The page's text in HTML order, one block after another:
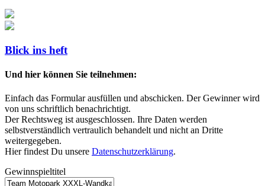
Blick ins heft
Und hier können Sie teilnehmen:
Einfach das Formular ausfüllen und abschicken. Der Gewinner wird
von uns schriftlich benachrichtigt.
Der Rechtsweg ist ausgeschlossen. Ihre Daten werden
selbstverständlich vertraulich behandelt und nicht an Dritte
weitergegeben.
Hier findest Du unsere Datenschutzerklärung.
Gewinnspieltitel